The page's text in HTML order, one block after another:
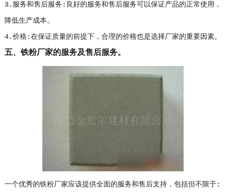
3.服务和售后服务:良好的服务和售后服务可以保证产品的正常使用，
降低生产成本。
4.价格:在保证质量的前提下，合理的价格也是选择厂家的重要因素。
五、铁粉厂家的服务及售后服务。
一个优秀的铁粉厂家应该提供全面的服务和售后支持，包括但不限于: